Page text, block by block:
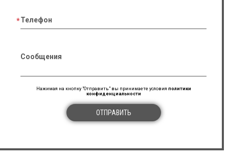
Телефон
Сообщения
Нажимая на кнопку "Отправить" вы принимаете условия политики
конфиденциальности
ОТПРАВИТЬ